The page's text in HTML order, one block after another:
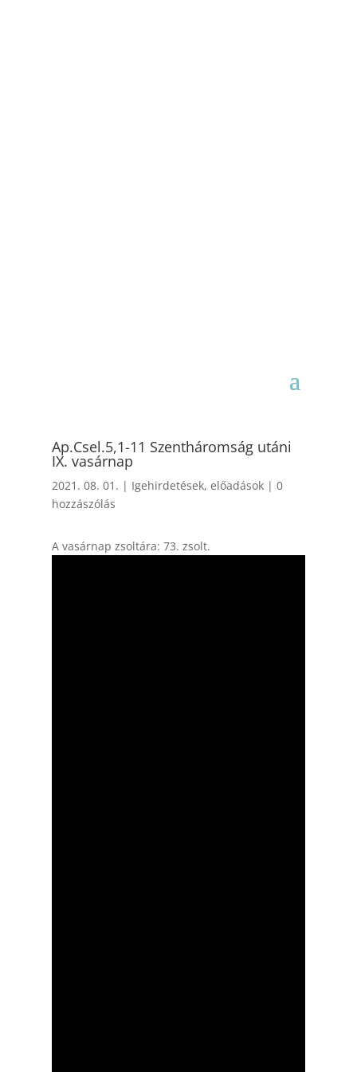
Ap.Csel.5,1-11 Szentháromság utáni
IX. vasárnap
2021. 08. 01. | Igehirdetések, előadások| 0
hozzászólás
A vasárnap zsoltára: 73. zsolt.